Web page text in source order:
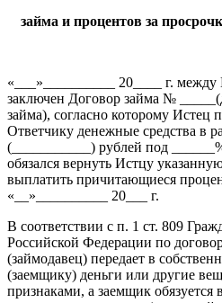
займа и процентов за
«___»__________ 20____ г.
заключен Договор займа №
займа), согласно которому Истец
Ответчику денежные средства в
(___________) рублей под
обязался вернуть Истцу
выплатить причитающиеся
«__»__________ 20___ г.
В соответствии с п. 1 ст. 809
Российской Федерации по
(займодавец) передает в
(заемщику) деньги или другие
признаками, а заемщик обязуется